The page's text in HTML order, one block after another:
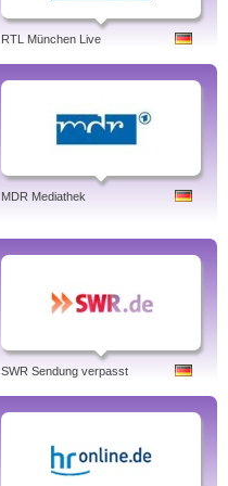
RTL München Live
MDR Mediathek
SWR Sendung verpasst